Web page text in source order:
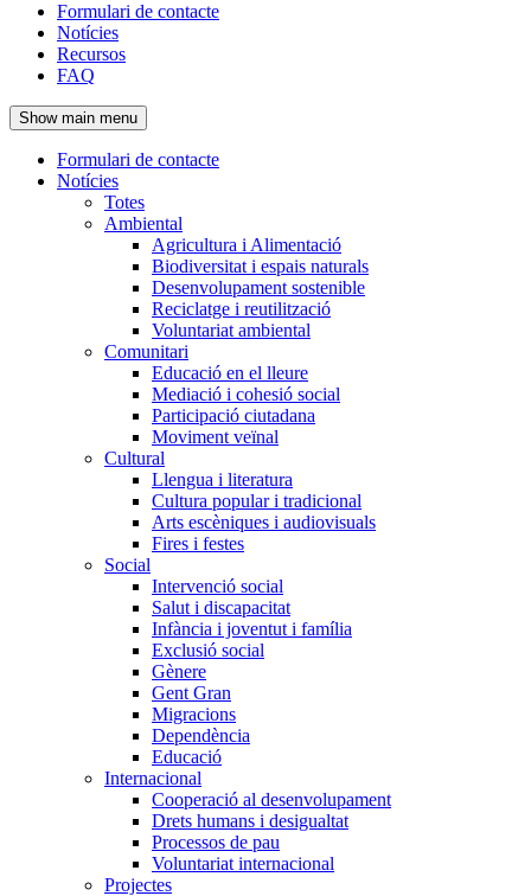
Navegació
principal
de
l'encapçalament
Formulari de contacte
Notícies
Recursos
FAQ
Show main menu
Navegació
principal
Formulari de contacte
Notícies
Totes
Ambiental
Agricultura i Alimentació
Biodiversitat i espais naturals
Desenvolupament sostenible
Reciclatge i reutilització
Voluntariat ambiental
Comunitari
Educació en el lleure
Mediació i cohesió social
Participació ciutadana
Moviment veïnal
Cultural
Llengua i literatura
Cultura popular i tradicional
Arts escèniques i audiovisuals
Fires i festes
Social
Intervenció social
Salut i discapacitat
Infància i joventut i família
Exclusió social
Gènere
Gent Gran
Migracions
Dependència
Educació
Internacional
Cooperació al desenvolupament
Drets humans i desigualtat
Processos de pau
Voluntariat internacional
Projectes